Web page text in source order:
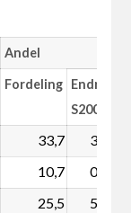
Andel
Fordeling Endr.
S2005
33,7 3,9
10,7 0,4
25,5 5,2